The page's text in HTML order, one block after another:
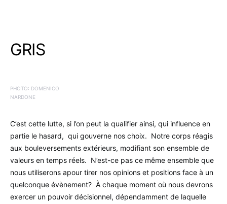
GRIS
PHOTO: DOMENICO
NARDONE
C’est cette lutte, si l’on peut la qualifier ainsi, qui influence en
partie le hasard, qui gouverne nos choix. Notre corps réagis
aux bouleversements extérieurs, modifiant son ensemble de
valeurs en temps réels. N’est-ce pas ce même ensemble que
nous utiliserons apour tirer nos opinions et positions face à un
quelconque évènement? À chaque moment où nous devrons
exercer un pouvoir décisionnel, dépendamment de laquelle